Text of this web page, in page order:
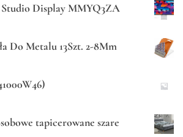
Display MMYQ3ZA
Do Metalu 13Szt. 2-8Mm
tapicerowane szare